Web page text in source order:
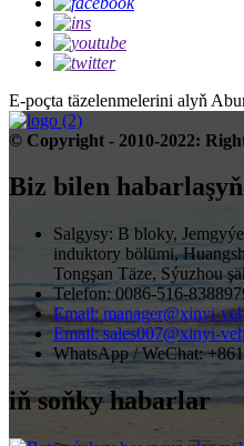
E-poçta täzelenmelerini alyň
© Copyright - 2010-2022:
Biz bilen habarlaşyň
Salgysy: B bloky,
induktory bölümi,
Tongşan Täze, Sýuzhou
Telefon: 0086-516-
Email: manager@xinyi-
Email: sales007@xinyi-
WhatsApp / WeChat:
iň soňky habarlar